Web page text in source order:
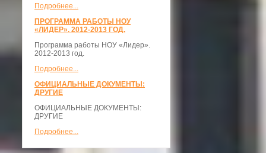
Подробнее...
ПРОГРАММА РАБОТЫ НОУ
«ЛИДЕР». 2012-2013 ГОД.
Программа работы НОУ «Лидер».
2012-2013 год.
Подробнее...
ОФИЦИАЛЬНЫЕ ДОКУМЕНТЫ:
ДРУГИЕ
ОФИЦИАЛЬНЫЕ ДОКУМЕНТЫ:
ДРУГИЕ
Подробнее...